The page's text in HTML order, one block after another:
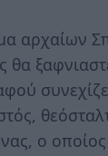
αρχαίων
ο